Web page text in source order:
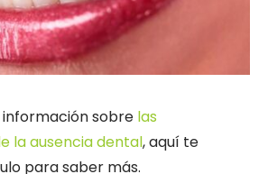
información sobre las
la ausencia dental, aquí te
para saber más.